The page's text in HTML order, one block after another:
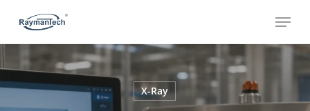
main
Menu
X-Ray